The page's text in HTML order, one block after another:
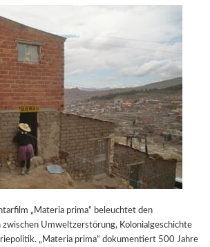
„Materia prima“ beleuchtet den
zwischen Umweltzerstörung, Kolonialgeschichte
„Materia prima“ dokumentiert 500 Jahre